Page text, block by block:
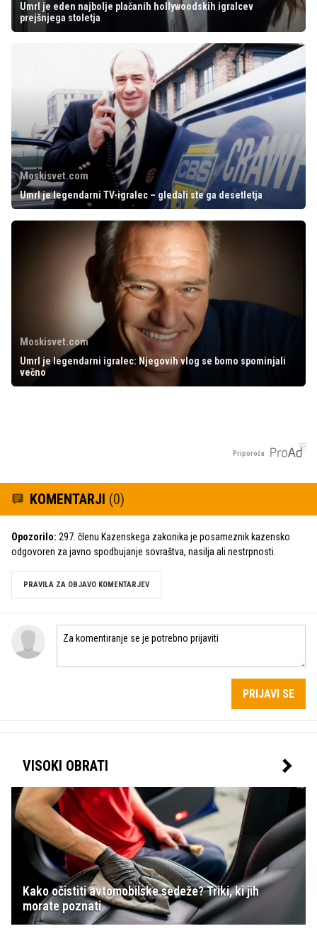
Umrl je eden najbolje plačanih hollywoodskih igralcev
prejšnjega stoletja
Moskisvet.com
Umrl je legendarni TV-igralec – gledali ste ga desetletja
Moskisvet.com
Umrl je legendarni igralec: Njegovih vlog se bomo spominjali
večno
Priporoča
KOMENTARJI (0)
Opozorilo: 297. členu Kazenskega zakonika je posameznik kazensko
odgovoren za javno spodbujanje sovraštva, nasilja ali nestrpnosti.
PRAVILA ZA OBJAVO KOMENTARJEV
PRIJAVI SE
VISOKI OBRATI
Kako očistiti avtomobilske sedeže? Triki, ki jih
morate poznati